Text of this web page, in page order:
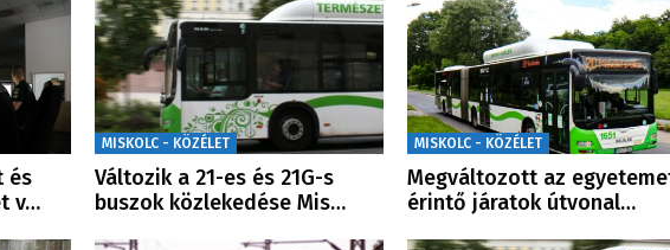
és
v…
MISKOLC - KÖZÉLET
Változik a 21-es és 21G-s
buszok közlekedése Mis…
MISKOLC - KÖZÉLET
Megváltozott az
érintő járatok útvonal…